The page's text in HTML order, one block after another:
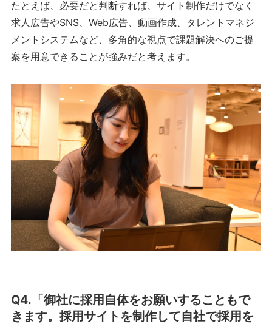
たとえば、必要だと判断すれば、サイト制作だけでなく
求人広告やSNS、Web広告、動画作成、タレントマネジ
メントシステムなど、多角的な視点で課題解決へのご提
案を用意できることが強みだと考えます。
Q4.「御社に採用自体をお願いすることもで
きます。採用サイトを制作して自社で採用を